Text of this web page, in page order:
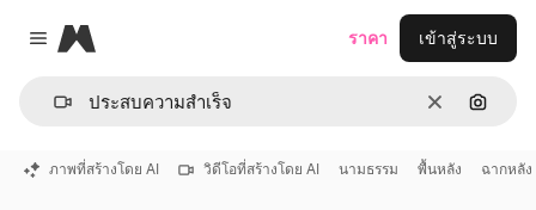
Close menu
Magnific
ชัดเจนค้นหา
ราคา เข้าสู่ระบบ
ภาพที่สร้างโดย AI วิดีโอที่สร้างโดย AI นามธรรม พื้นหลัง ฉากหลัง